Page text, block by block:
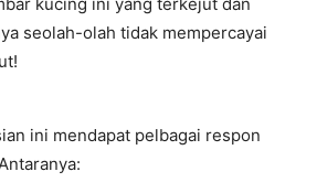
seolah-olah tidak mempercayai
ini mendapat pelbagai respon